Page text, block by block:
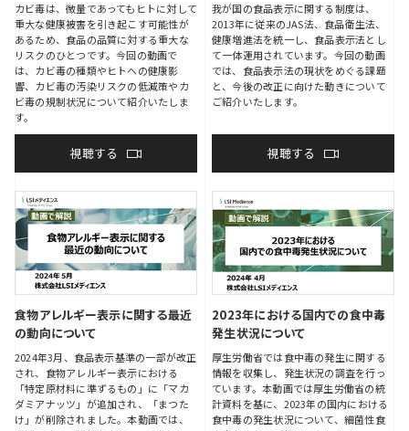
カビ毒は、微量であってもヒトに対して
重大な健康被害を引き起こす可能性が
あるため、食品の品質に対する重大な
リスクのひとつです。今回の動画で
は、カビ毒の種類やヒトへの健康影
響、カビ毒の汚染リスクの低減策やカ
ビ毒の規制状況について紹介いたしま
す。
視聴する
我が国の食品表示に関する制度は、
2013年に従来のJAS法、食品衛生法、
健康増進法を統一し、食品表示法とし
て一体運用されています。今回の動画
では、食品表示法の現状をめぐる課題
と、今後の改正に向けた動きについて
ご紹介いたします。
視聴する
食物アレルギー表示に関する最近
の動向について
2024年3月、食品表示基準の一部が改正
され、食物アレルギー表示における
「特定原材料に準ずるもの」に「マカ
ダミアナッツ」が追加され、「まつた
け」が削除されました。本動画では、
2023年における国内での食中毒
発生状況について
厚生労働省では食中毒の発生に関する
情報を収集し、発生状況の調査を行っ
ています。本動画では厚生労働省の統
計資料を基に、2023年の国内における
食中毒の発生状況について、細菌性食